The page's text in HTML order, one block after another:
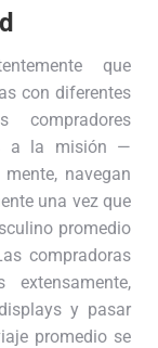
que
con diferentes
compradores
a la misión —
navegan
una vez que
promedio
compradoras
y pasar
promedio se